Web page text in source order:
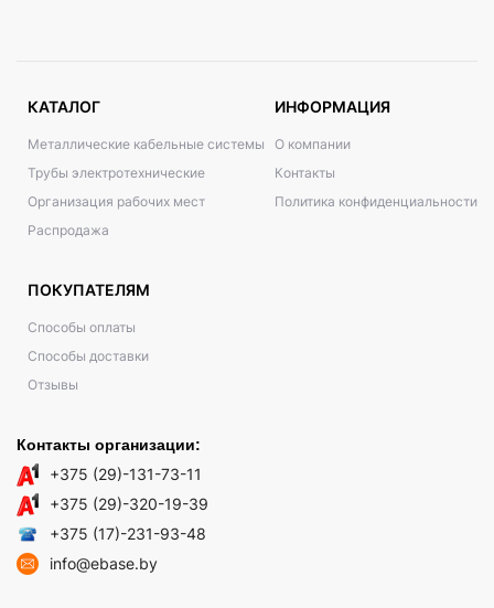
КАТАЛОГ
Металлические кабельные системы
Трубы электротехнические
Организация рабочих мест
Распродажа
ИНФОРМАЦИЯ
О компании
Контакты
Политика конфиденциальности
ПОКУПАТЕЛЯМ
Способы оплаты
Способы доставки
Отзывы
Контакты организации:
+375 (29)-131-73-11
+375 (29)-320-19-39
+375 (17)-231-93-48
info@ebase.by